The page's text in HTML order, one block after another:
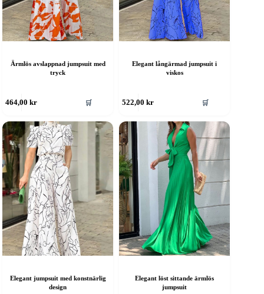
Ärmlös avslappnad jumpsuit med
tryck
464,00kr 🛒
Elegant långärmad jumpsuit i
viskos
522,00kr 🛒
har
flera
varianter.
De
olika
alternativen
kan
väljas
på
produktsidan
Elegant jumpsuit med konstnärlig
design
Elegant löst sittande ärmlös
jumpsuit